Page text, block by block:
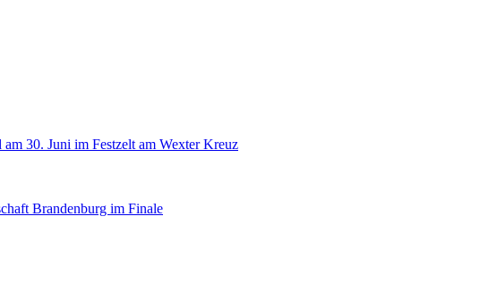
30. Juni im Festzelt am Wexter Kreuz
Brandenburg im Finale